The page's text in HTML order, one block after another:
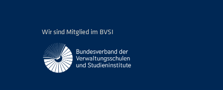
Wir sind Mitglied im BVSI